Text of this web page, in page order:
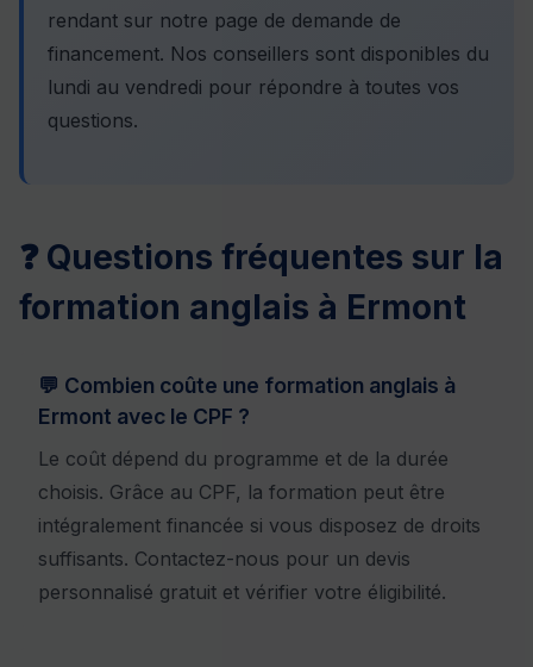
rendant sur notre page de demande de
financement. Nos conseillers sont disponibles du
lundi au vendredi pour répondre à toutes vos
questions.
❓ Questions fréquentes sur la
formation anglais à Ermont
💬 Combien coûte une formation anglais à
Ermont avec le CPF ?
Le coût dépend du programme et de la durée
choisis. Grâce au CPF, la formation peut être
intégralement financée si vous disposez de droits
suffisants. Contactez-nous pour un devis
personnalisé gratuit et vérifier votre éligibilité.